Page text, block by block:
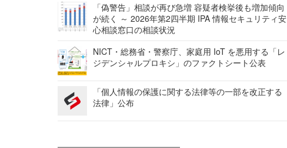
「偽警告」相談が再び急増 容疑者検挙後も増加傾向
が続く ～ 2026年第2四半期 IPA 情報セキュリティ安
心相談窓口の相談状況
NICT・総務省・警察庁、家庭用 IoT を悪用する「レ
ジデンシャルプロキシ」のファクトシート公表
「個人情報の保護に関する法律等の一部を改正する
法律」公布